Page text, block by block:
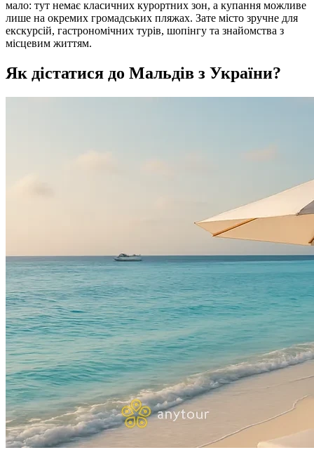
мало: тут немає класичних курортних зон, а купання можливе
лише на окремих громадських пляжах. Зате місто зручне для
екскурсій, гастрономічних турів, шопінгу та знайомства з
місцевим життям.
Як дістатися до Мальдів з України?